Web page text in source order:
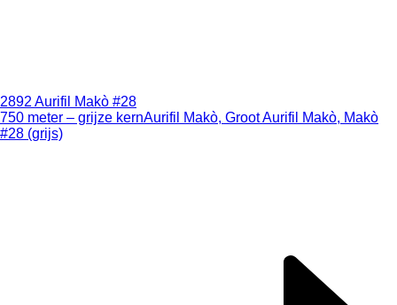
2892 Aurifil Makò #28
750 meter – grijze kernAurifil Makò, Groot Aurifil Makò, Makò
#28 (grijs)